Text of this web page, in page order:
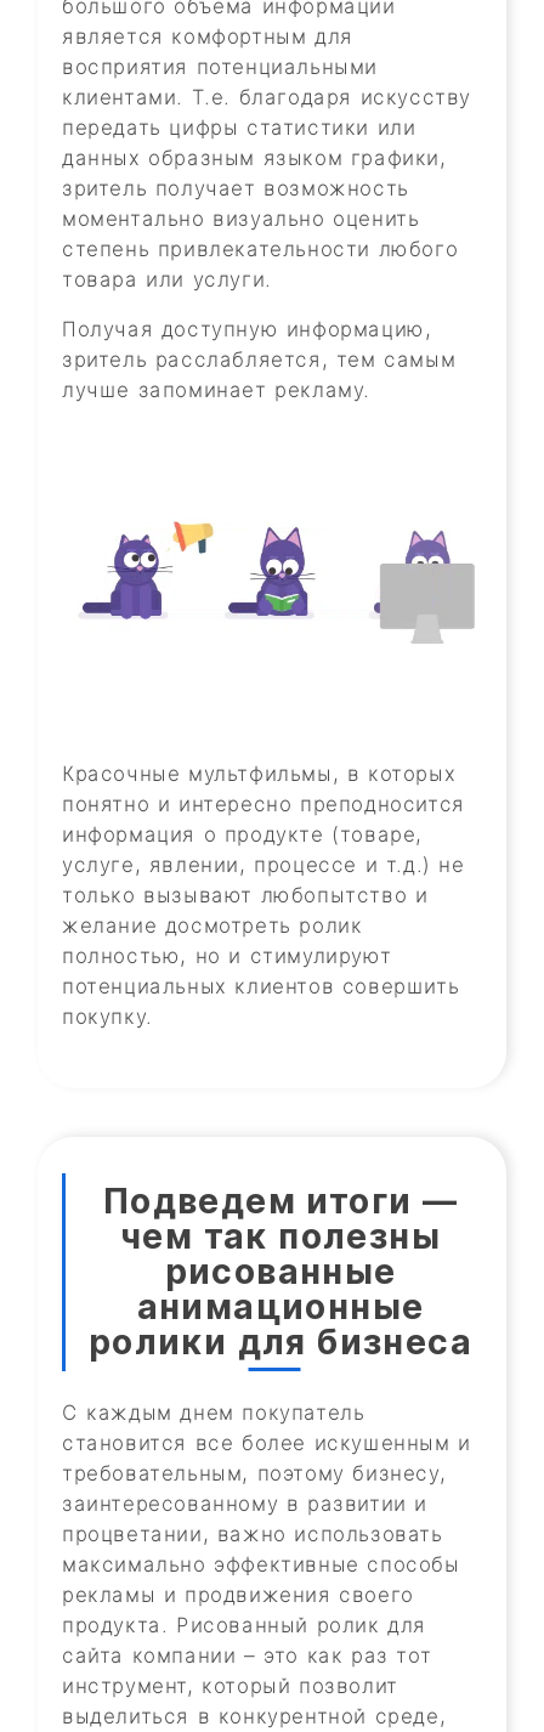
большого объема информации
является комфортным для
восприятия потенциальными
клиентами. Т.е. благодаря искусству
передать цифры статистики или
данных образным языком графики,
зритель получает возможность
моментально визуально оценить
степень привлекательности любого
товара или услуги.
Получая доступную информацию,
зритель расслабляется, тем самым
лучше запоминает рекламу.
Красочные мультфильмы, в которых
понятно и интересно преподносится
информация о продукте (товаре,
услуге, явлении, процессе и т.д.) не
только вызывают любопытство и
желание досмотреть ролик
полностью, но и стимулируют
потенциальных клиентов совершить
покупку.
Подведем итоги —
чем так полезны
рисованные
анимационные
ролики для бизнеса
С каждым днем покупатель
становится все более искушенным и
требовательным, поэтому бизнесу,
заинтересованному в развитии и
процветании, важно использовать
максимально эффективные способы
рекламы и продвижения своего
продукта. Рисованный ролик для
сайта компании – это как раз тот
инструмент, который позволит
выделиться в конкурентной среде,